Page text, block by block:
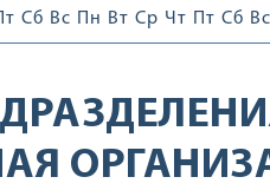
Сб Вс Пн Вт Ср Чт Пт Сб Вс